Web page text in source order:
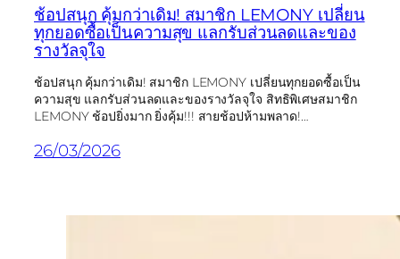
ช้อปสนุก คุ้มกว่าเดิม! สมาชิก LEMONY เปลี่ยน
ทุกยอดซื้อเป็นความสุข แลกรับส่วนลดและของ
รางวัลจุใจ
ช้อปสนุก คุ้มกว่าเดิม! สมาชิก LEMONY เปลี่ยนทุกยอดซื้อเป็น
ความสุข แลกรับส่วนลดและของรางวัลจุใจ สิทธิพิเศษสมาชิก
LEMONY ช้อปยิ่งมาก ยิ่งคุ้ม!!! สายช้อปห้ามพลาด!…
26/03/2026